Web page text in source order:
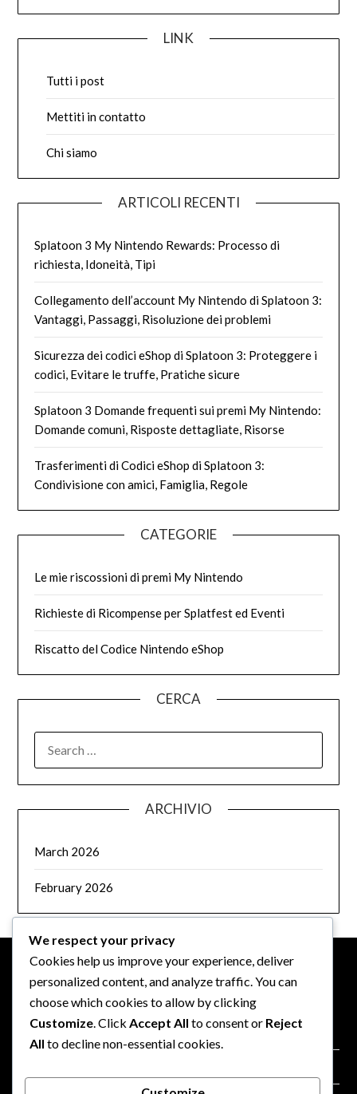
LINK
Tutti i post
Mettiti in contatto
Chi siamo
ARTICOLI RECENTI
Splatoon 3 My Nintendo Rewards: Processo di
richiesta, Idoneità, Tipi
Collegamento dell’account My Nintendo di Splatoon 3:
Vantaggi, Passaggi, Risoluzione dei problemi
Sicurezza dei codici eShop di Splatoon 3: Proteggere i
codici, Evitare le truffe, Pratiche sicure
Splatoon 3 Domande frequenti sui premi My Nintendo:
Domande comuni, Risposte dettagliate, Risorse
Trasferimenti di Codici eShop di Splatoon 3:
Condivisione con amici, Famiglia, Regole
CATEGORIE
Le mie riscossioni di premi My Nintendo
Richieste di Ricompense per Splatfest ed Eventi
Riscatto del Codice Nintendo eShop
CERCA
FOR:
ARCHIVIO
March 2026
February 2026
NOTE LEGALI
Mettiti in contatto
We respect your privacy
Cookies help us improve your experience, deliver
personalized content, and analyze traffic. You can
choose which cookies to allow by clicking
Customize . Click Accept All to consent or Reject
All to decline non-essential cookies.